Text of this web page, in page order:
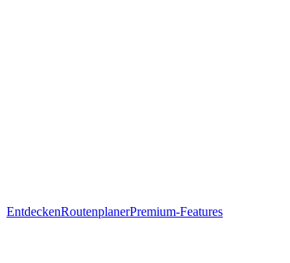
EntdeckenRoutenplanerPremium-Features